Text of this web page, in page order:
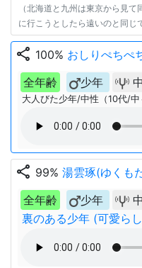
（北海道と九州は東京から見
に行こうとしたら遠いのと同じ
share 100% おしりぺちぺ
全年齢
少年
大人びた少年/中性（10代/中
share 99% 湯雲琢(ゆくも
全年齢
少年
裏のある少年 (可愛ら